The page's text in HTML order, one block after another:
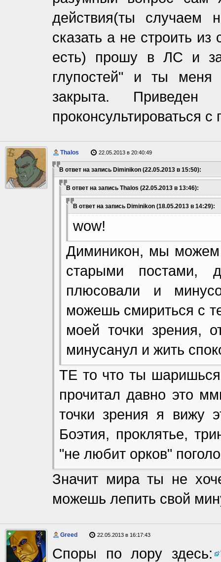
действия(ты случаем
сказать а не строить
есть) прошу в ЛС и
глупостей" и ты меня
закрыта.
проконсультироваться с
Thalos 22.05.2013 в 20:40:49
В ответ на запись Diminikon (22.05.2013 в 15:50):
В ответ на запись Thalos (22.05.2013 в 13:46):
В ответ на запись Diminikon (18.05.2013 в 14:29):
wow!
Диминикон, мы можем
старыми постами,
плюсовали и
можешь смириться с
моей точки зрения,
минусанул и жить
ТЕ то что ты
прочитал давно это
точки зрения я вижу
Боэтия, проклятье,
"не любит орков"
Значит мира ты не
можешь лепить свой
Greed 22.05.2013 в 16:17:43
Споры по лору здесь: